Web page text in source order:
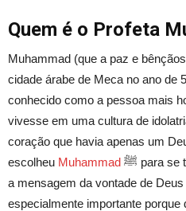
Muhammad (que a paz e
cidade árabe de Meca no ano de
conhecido como a pessoa mais
vivesse em uma cultura de
coração que havia apenas um
escolheu Muhammad
a mensagem da vontade de
especialmente importante porque